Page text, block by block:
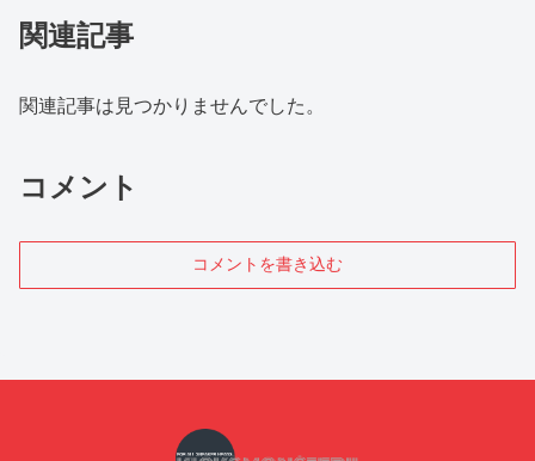
関連記事
関連記事は見つかりませんでした。
コメント
コメントを書き込む